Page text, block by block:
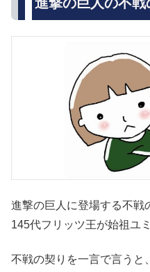
進撃の巨人に登場する不戦
145代フリッツ王が始祖ユ
不戦の契りを一言で言うと、